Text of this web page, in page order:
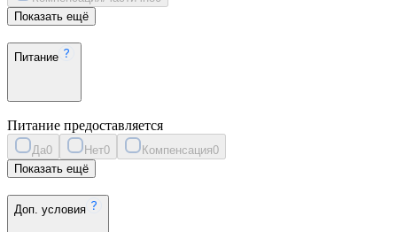
Показать ещё
Питание
Питание предоставляется
Да0 Нет0 Компенсация0
Показать ещё
Доп. условия